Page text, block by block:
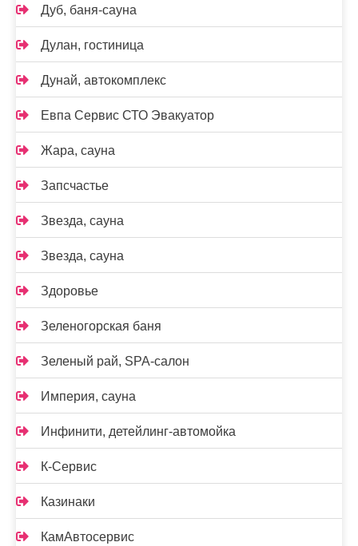
Дуб, баня-сауна
Дулан, гостиница
Дунай, автокомплекс
Евпа Сервис СТО Эвакуатор
Жара, сауна
Запсчастье
Звезда, сауна
Звезда, сауна
Здоровье
Зеленогорская баня
Зеленый рай, SPA-салон
Империя, сауна
Инфинити, детейлинг-автомойка
К-Сервис
Казинаки
КамАвтосервис